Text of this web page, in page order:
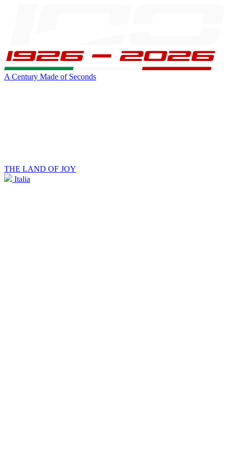
A Century Made of Seconds
THE LAND OF JOY
Italia